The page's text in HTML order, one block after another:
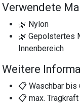
Verwendete
🌿 Nylon
🌿 Gepolstertes
Innenbereich
Weitere
📋 Waschbar bis
📋 max.